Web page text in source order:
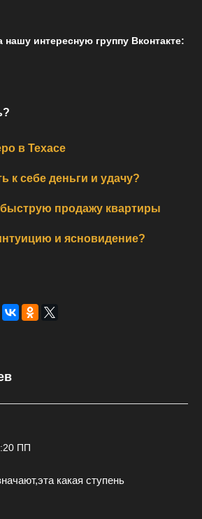
интересную группу Вконтакте:
в Техасе
к себе деньги и удачу?
продажу квартиры
и ясновидение?
ПП
какая ступень